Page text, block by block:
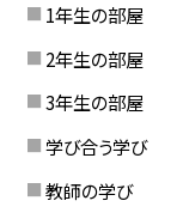
1年生の部屋
2年生の部屋
3年生の部屋
学び合う学び
教師の学び